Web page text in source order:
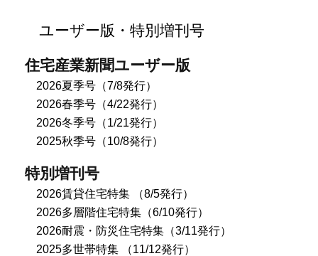
ユーザー版・特別増刊号
住宅産業新聞ユーザー版
2026夏季号（7/8発行）
2026春季号（4/22発行）
2026冬季号（1/21発行）
2025秋季号（10/8発行）
特別増刊号
2026賃貸住宅特集 （8/5発行）
2026多層階住宅特集（6/10発行）
2026耐震・防災住宅特集（3/11発行）
2025多世帯特集 （11/12発行）